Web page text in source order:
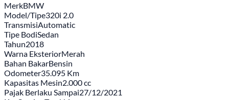
MerkBMW
Model/Tipe320i 2.0
TransmisiAutomatic
Tipe BodiSedan
Tahun2018
Warna EksteriorMerah
Bahan BakarBensin
Odometer35.095 Km
Kapasitas Mesin2.000 cc
Pajak Berlaku Sampai27/12/2021